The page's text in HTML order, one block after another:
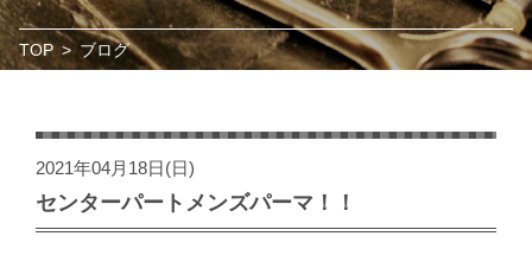
TOP > ブログ
2021年04月18日(日)
センターパートメンズパーマ！！